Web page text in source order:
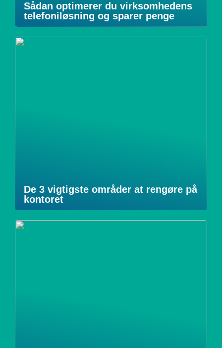
Sådan optimerer du virksomhedens
telefoniløsning og sparer penge
De 3 vigtigste områder at rengøre på
kontoret